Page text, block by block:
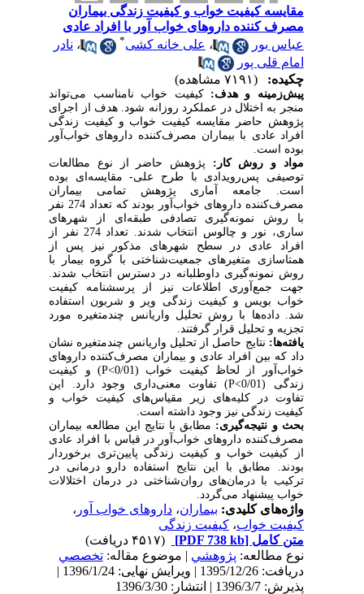
مقایسه کیفیت خواب و کیفیت زندگی بیماران
مصرف کننده داروهای خواب آور با افراد عادی
عباس بور
،علی خانه کشی ،نادر
امام قلی پور
چکیده:
پیش‌زمینه و هدف: کیفیت خواب نامناسب می‌تواند
منجر به اختلال در عملکرد روزانه شود. هدف از اجرای
پژوهش حاضر مقایسه کیفیت خواب و کیفیت زندگی
افراد عادی با بیماران مصرف‌کننده داروهای خواب‌آور
بوده است.
مواد و روش کار: پژوهش حاضر از نوع مطالعات
توصیفی پس‌رویدادی با طرح علی- مقایسه‌ای بوده
است. جامعه آماری پژوهش تمامی بیماران
مصرف‌کننده داروهای خواب‌آور بودند که تعداد 274 نفر
با روش نمونه‌گیری تصادفی طبقه‌ای از شهرهای
ساری، نور و چالوس انتخاب شدند. تعداد 274 نفر از
افراد عادی در سطح شهرهای مذکور نیز پس از
همتاسازی متغیرهای جمعیت‌شناختیبا گروه بیمار با
روش نمونه‌گیری داوطلبانه در دسترس انتخاب شدند.
جهت جمع‌آوری اطلاعات نیز از پرسشنامه کیفیت
خواب بویس و کیفیت زندگی ویر و شربون استفاده
شد. داده‌ها با روش تحلیل واریانس چندمتغیره مورد
تجزیه و تحلیل قرار گرفتند.
یافته‌ها: نتایج حاصل از تحلیل واریانس چندمتغیره نشان
داد که بین افراد عادی و بیماران مصرف‌کننده داروهای
خواب‌آور از لحاظ کیفیت خواب (
0/01
P<) و کیفیت
زندگی (0/01
P<) تفاوت معنی‌داری وجود دارد. این
تفاوت در کلیه‌های زیر مقیاس‌های کیفیت خواب و
کیفیت زندگی نیز وجود داشته است.
بحث و نتیجه‌گیری: مطابق با نتایج این مطالعهبیماران
مصرف‌کننده داروهای خواب‌آور در قیاس با افراد عادی
از کیفیت خواب و کیفیت زندگی پایین‌تری برخوردار
بودند. مطابق با این نتایج استفاده دارو درمانی در
ترکیب با درمان‌های روان‌شناختی در درمان اختلالات
خواب پیشنهاد می‌گردد.
واژه‌های کلیدی:بیماران ،داروهای خواب آور،
کیفیت خواب،کیفیت زندگی
متن کامل[PDF 738 kb]
نوع مطالعه:پژوهشي| موضوع مقاله:تخصصي
دریافت: 1395/12/26 | ویرایش نهایی: 1396/1/24 |
پذیرش: 1396/3/7 | انتشار: 1396/3/30